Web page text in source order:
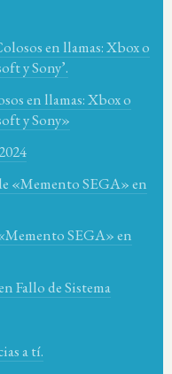
en llamas: Xbox o
y Sony’.
en llamas: Xbox o
y Sony»
«Memento SEGA» en
SEGA» en
Fallo de Sistema
a tí.